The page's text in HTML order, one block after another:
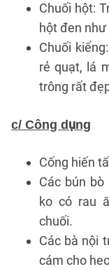
Chuối hột:
hột đen
Chuối
rẻ quạt, lá
trông rất
c/ Công dụng
Cống hiến
Các bún
ko có rau
chuối.
Các bà nội
cám cho